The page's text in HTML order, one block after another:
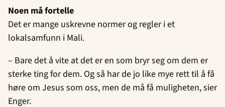
Noen må fortelle
Det er mange uskrevne normer og regler i et
lokalsamfunn i Mali.
– Bare det å vite at det er en som bryr seg om dem er
sterke ting for dem. Og så har de jo like mye rett til å få
høre om Jesus som oss, men de må få muligheten, sier
Enger.